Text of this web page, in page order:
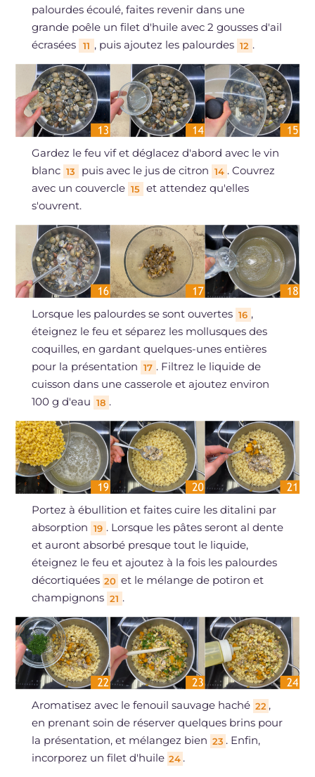
palourdes écoulé, faites revenir dans une
grande poêle un filet d'huile avec 2 gousses d'ail
écrasées
11 , puis ajoutez les palourdes 12 .
Gardez le feu vif et déglacez d'abord avec le vin
blanc 13 puis avec le jus de citron 14 . Couvrez
avec un couvercle 15 et attendez qu'elles
s'ouvrent.
Lorsque les palourdes se sont ouvertes 16 ,
éteignez le feu et séparez les mollusques des
coquilles, en gardant quelques-unes entières
pour la présentation 17 . Filtrez le liquide de
cuisson dans une casserole et ajoutez environ
100 g d'eau 18 .
Portez à ébullition et faites cuire les ditalini par
absorption 19 . Lorsque les pâtes seront al dente
et auront absorbé presque tout le liquide,
éteignez le feu et ajoutez à la fois les palourdes
décortiquées 20 et le mélange de potiron et
champignons 21 .
Aromatisez avec le fenouil sauvage haché 22 ,
en prenant soin de réserver quelques brins pour
la présentation, et mélangez bien 23 . Enfin,
incorporez un filet d'huile 24 .